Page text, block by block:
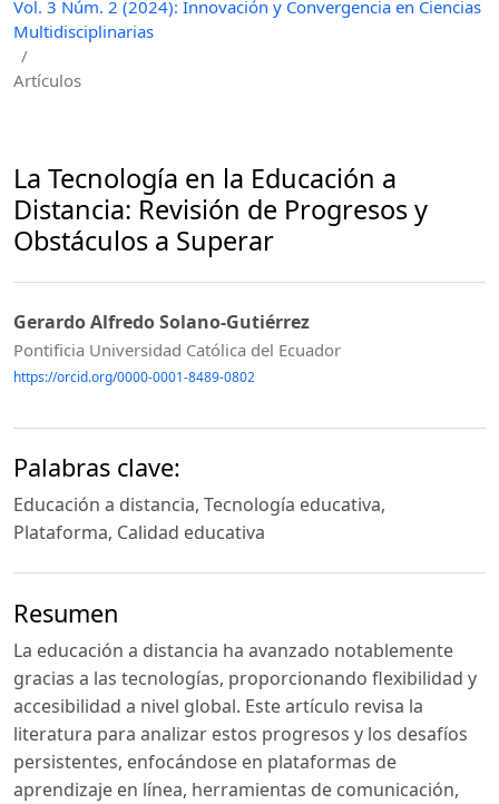
Vol. 3 Núm. 2 (2024): Innovación y Convergencia en Ciencias
Multidisciplinarias
/
Artículos
La Tecnología en la Educación a
Distancia: Revisión de Progresos y
Obstáculos a Superar
Gerardo Alfredo Solano-Gutiérrez
Pontificia Universidad Católica del Ecuador
https://orcid.org/0000-0001-8489-0802
Palabras clave:
Educación a distancia, Tecnología educativa,
Plataforma, Calidad educativa
Resumen
La educación a distancia ha avanzado notablemente
gracias a las tecnologías, proporcionando flexibilidad y
accesibilidad a nivel global. Este artículo revisa la
literatura para analizar estos progresos y los desafíos
persistentes, enfocándose en plataformas de
aprendizaje en línea, herramientas de comunicación,